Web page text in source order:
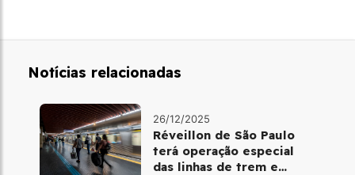
Notícias relacionadas
26/12/2025
Réveillon de São Paulo
terá operação especial
das linhas de trem e